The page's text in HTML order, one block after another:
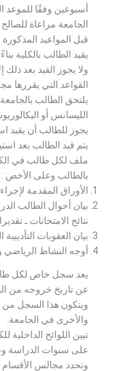
أسبوعين وفقًا
الجامعة مراعاة للصالح
قبل المواعيد المذكورة
يقيد الطالب بالكلية
ولا يجوز القيد بعد
القواعد التي يقررها
يلتحق الطالب
الليسانس أو
يجوز للطالب أن يقيد
يتم قيد الطالب بعد
ملف لكل طالب في
بالطالب وعلى الأخص :
الأوراق المقدمة لإجراء
بيان أحوال الطالب
نتائح الامتحانات ـ
بيان العقوبات التأديبية
أوجه النشاط الرياضي
يعد سجل خاص لكل
عن تاريخ خروجه من
ويتكون هذا السجل من
والأخرى في الجامعة.
تبين اللوائح الداخلية
على سنوات الدراسة
وتحدد مجالس